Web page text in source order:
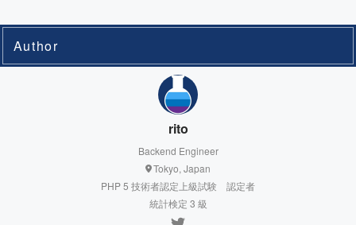
Author
rito
Backend Engineer
Tokyo, Japan
PHP 5 技術者認定上級試験 認定者
統計検定 3 級